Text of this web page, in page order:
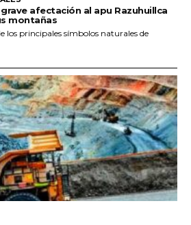
afectación al apu Razuhuillca
montañas
los principales símbolos naturales de